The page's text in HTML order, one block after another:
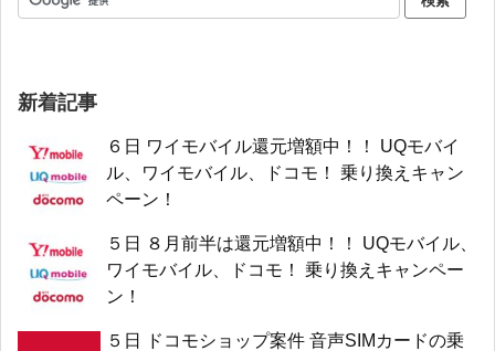
新着記事
６日 ワイモバイル還元増額中！！ UQモバイ
ル、ワイモバイル、ドコモ！ 乗り換えキャン
ペーン！
５日 ８月前半は還元増額中！！ UQモバイル、
ワイモバイル、ドコモ！ 乗り換えキャンペー
ン！
５日 ドコモショップ案件 音声SIMカードの乗